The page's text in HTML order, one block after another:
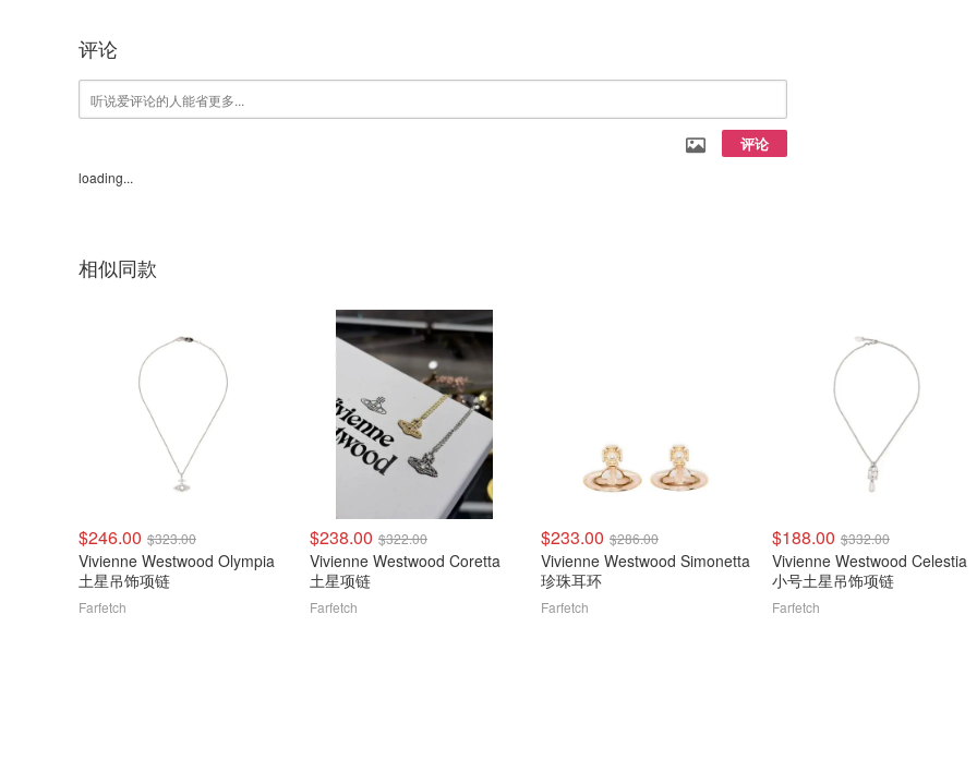
评论
评论
loading...
相似同款
$246.00 $323.00
Vivienne Westwood Olympia
土星吊饰项链
Farfetch
$238.00 $322.00
Vivienne Westwood Coretta
土星项链
Farfetch
$233.00 $286.00
Vivienne Westwood Simonetta
珍珠耳环
Farfetch
$188.00 $332.00
Vivienne Westwood Celestia
小号土星吊饰项链
Farfetch